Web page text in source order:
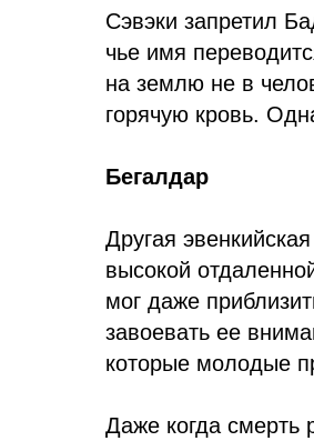
Сэвэки запретил
чье имя
на землю не в
горячую кровь.
Бегалдар
Другая
высокой
мог даже
завоевать ее
которые молодые
Даже когда смерть